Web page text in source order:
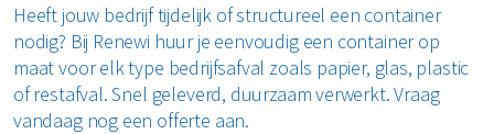
Heeft jouw bedrijf tijdelijk of structureel een container
nodig? Bij Renewi huur je eenvoudig een container op
maat voor elk type bedrijfsafval zoals papier, glas, plastic
of restafval. Snel geleverd, duurzaam verwerkt. Vraag
vandaag nog een offerte aan.